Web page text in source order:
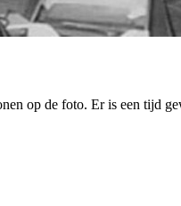
op de foto. Er is een tijd